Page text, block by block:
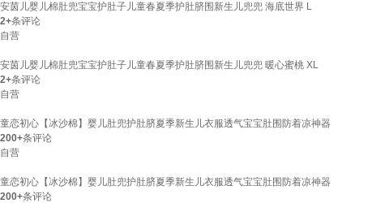
安茵儿婴儿棉肚兜宝宝护肚子儿童春夏季护肚脐围新生儿兜兜 海底世界 L
2+条评论
自营
安茵儿婴儿棉肚兜宝宝护肚子儿童春夏季护肚脐围新生儿兜兜 暖心蜜桃 XL
2+条评论
自营
童恋初心【冰沙棉】婴儿肚兜护肚脐夏季新生儿衣服透气宝宝肚围防着凉神器
200+条评论
自营
童恋初心【冰沙棉】婴儿肚兜护肚脐夏季新生儿衣服透气宝宝肚围防着凉神器
200+条评论